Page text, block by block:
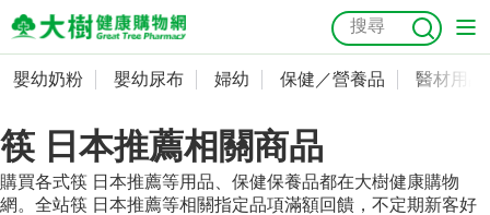
嬰幼奶粉
嬰幼尿布
婦幼
抗菌 尿布 大樹獨家 益生菌 魚油
奶瓶奶嘴
會員資料及密碼修改
常用收件人清單
訂單查詢
嬰幼奶粉 嬰幼尿布 婦幼 保健／營養品 醫材用品
筷 日本推薦相關商品
購買各式筷 日本推薦等用品、保健保養品都在大樹健康購物
網。全站筷 日本推薦等相關指定品項滿額回饋，不定期新客好